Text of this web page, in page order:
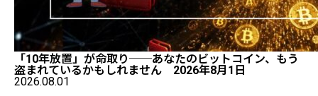
「10年放置」が命取り──あなたのビットコイン、もう
盗まれているかもしれません 2026年8月1日
2026.08.01